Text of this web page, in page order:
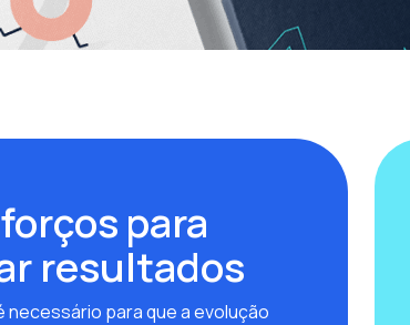
para
resultados
necessário para que a evolução